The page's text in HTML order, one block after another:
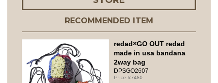
RECOMMENDED ITEM
redad×GO OUT redad
made in usa bandana
2way bag
DPSGO2607
7480